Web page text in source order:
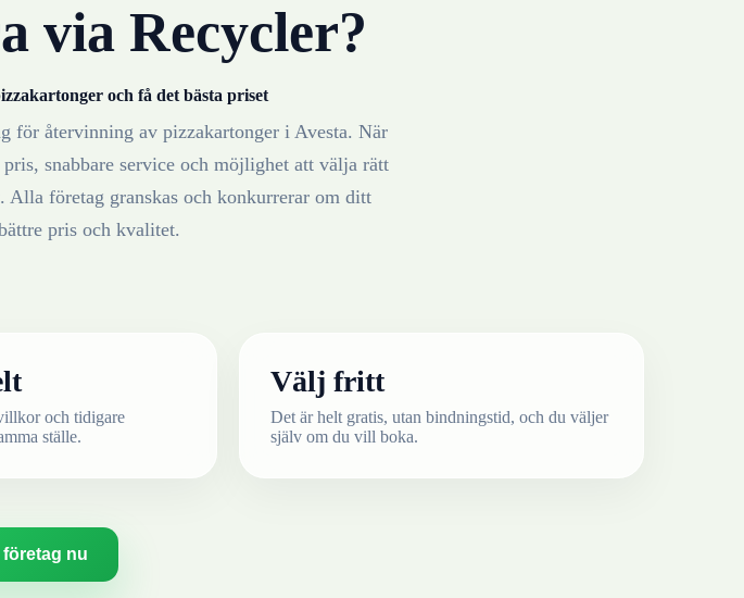
via Recycler?
och få det bästa priset
för återvinning av pizzakartongeri Avesta. När
snabbare service och möjlighet att välja rätt
Alla företag granskas och konkurrerar om ditt
pris och kvalitet.
och tidigare
ställe.
Välj fritt
Det är helt gratis, utan bindningstid, och du väljer
själv om du vill boka.
nu